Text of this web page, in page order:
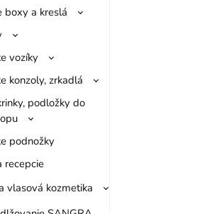
boxy a kreslá
vozíky
konzoly, zrkadlá
podložky do
podnožky
recepcie
vlasová kozmetika